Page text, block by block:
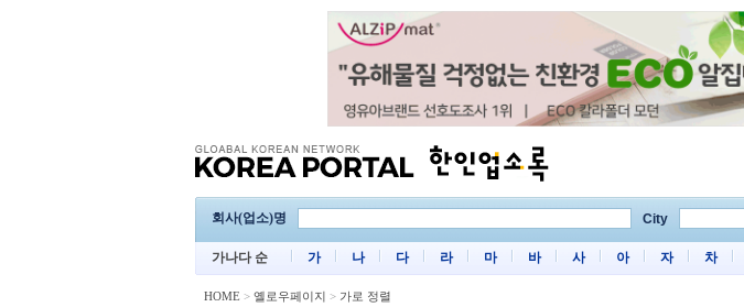
회사(업소)명 City
가나다 순 가 나 다 라 마 바 사 아 자 차
HOME > 옐로우페이지 > 가로 정렬